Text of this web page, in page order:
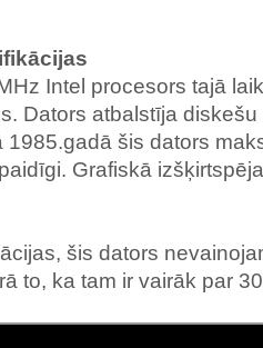
Intel procesors tajā
Dators atbalstīja
1985.gadā šis dators
Grafiskā
šis dators
to, ka tam ir vairāk par